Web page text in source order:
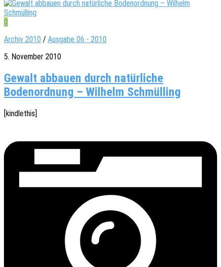
0
Archiv 2010 / Ausgabe 06 - 2010
5. November 2010
Gewalt abbauen durch natürliche
Bodenordnung – Wilhelm Schmülling
[kindle­this]